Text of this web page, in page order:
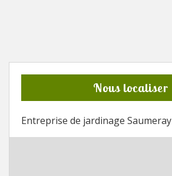
Nous localiser
Entreprise de jardinage Saumeray